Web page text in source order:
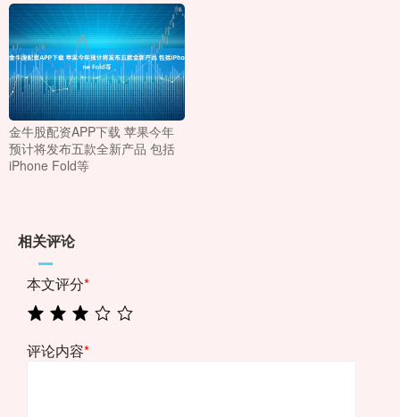
金牛股配资APP下载 苹果今年
预计将发布五款全新产品 包括
iPhone Fold等
相关评论
本文评分*
评论内容*